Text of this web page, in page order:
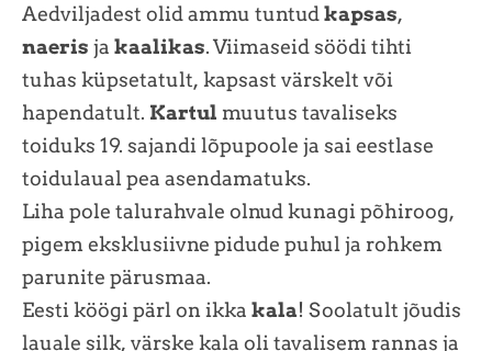
Aedviljadest olid ammu tuntudkapsas,
naeris ja kaalikas. Viimaseid söödi tihti
tuhas küpsetatult, kapsast värskelt või
hapendatult. Kartul muutus tavaliseks
toiduks 19. sajandi lõpupoole ja sai eestlase
toidulaual pea asendamatuks.
Liha pole talurahvale olnud kunagi põhiroog,
pigem eksklusiivne pidude puhul ja rohkem
parunite pärusmaa.
Eesti köögi pärl on ikka kala! Soolatult jõudis
lauale silk, värske kala oli tavalisem rannas ja